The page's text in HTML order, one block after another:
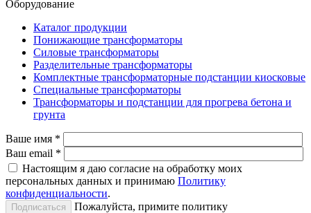
Оборудование
Каталог продукции
Понижающие трансформаторы
Силовые трансформаторы
Разделительные трансформаторы
Комплектные трансформаторные подстанции киосковые
Специальные трансформаторы
Трансформаторы и подстанции для прогрева бетона и
грунта
Ваше имя *
Ваш email *
Настоящим я даю согласие на обработку моих
персональных данных и принимаю Политику
конфиденциальности.
Пожалуйста, примите политику